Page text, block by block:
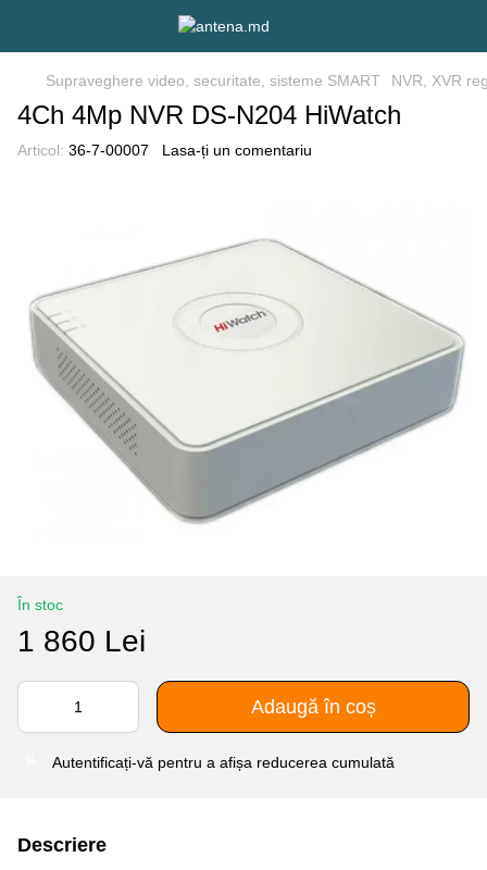
Supraveghere video, securitate, sisteme SMART NVR, XVR
4Ch 4Mp NVR DS-N204 HiWatch
Articol: 36-7-00007 Lasa-ți un comentariu
În stoc
1 860 Lei
Adaugă în coș
Autentificați-vă pentru a afișa reducerea cumulată
Descriere